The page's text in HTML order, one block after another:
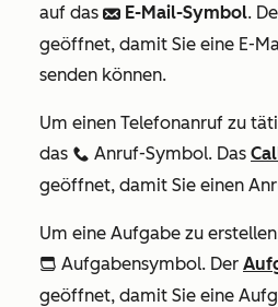
auf das email E-Mail-Symbol.
geöffnet, damit Sie eine E-
senden können.
Um einen Telefonanruf zu
das calling Anruf-Symbol. Das
geöffnet, damit Sie einen
Um eine Aufgabe zu
tasks Aufgabensymbol. Der
geöffnet, damit Sie eine